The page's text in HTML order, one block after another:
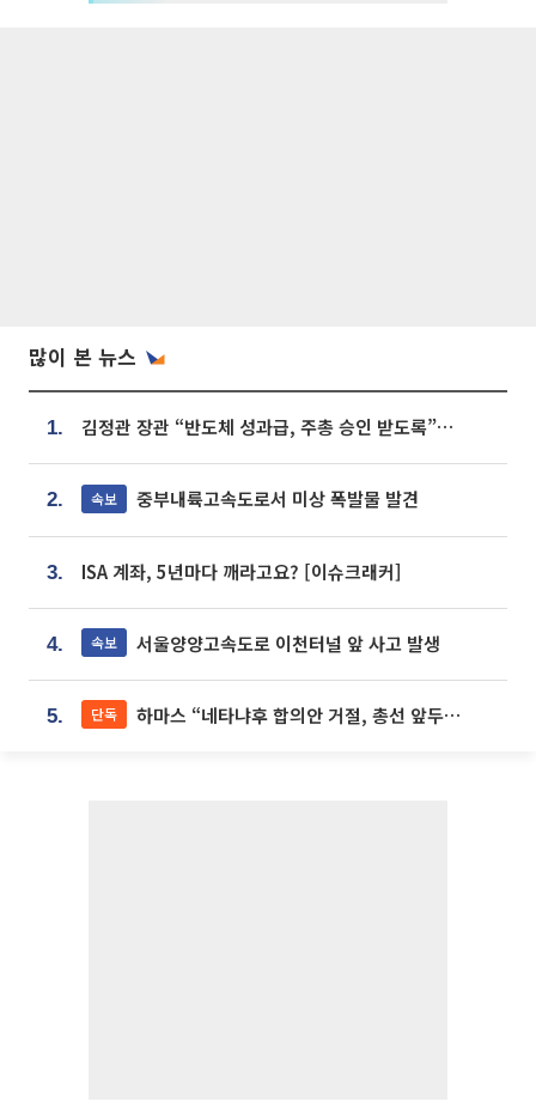
많이 본 뉴스
1. 김정관 장관 “반도체 성과급, 주총 승인 받도록”…상법·자본시장법 개정 시사
2. 속보 중부내륙고속도로서 미상 폭발물 발견
3. ISA 계좌, 5년마다 깨라고요? [이슈크래커]
4. 속보 서울양양고속도로 이천터널 앞 사고 발생
5. 단독 하마스 “네타냐후 합의안 거절, 총선 앞두고 시간 끌기”